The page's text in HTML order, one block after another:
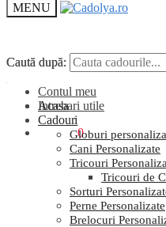
MENU
Caută după:
Contul meu
Intrebari utile
0,00 lei 0
Caută după:
Acasa
Cadouri
Globuri
Cani Personalizate
Tricouri
Tricouri de
Sorturi
Perne Personalizate
Brelocuri